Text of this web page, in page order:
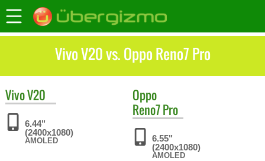
Vivo V20 vs. Oppo Reno7 Pro
VivoV20
6.44"
(2400x1080)
AMOLED
Oppo
Reno7 Pro
6.55"
(2400x1080)
AMOLED